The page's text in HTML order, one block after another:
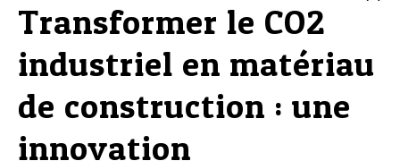
Transformer le CO2
industriel en matériau
de construction : une
innovation